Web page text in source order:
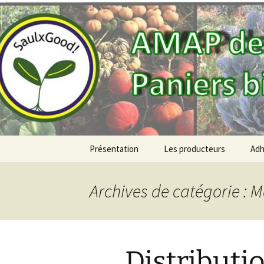
AMAP de Saulx-les-Chartreux,
Présentation Les producteurs
Archives de catégorie :